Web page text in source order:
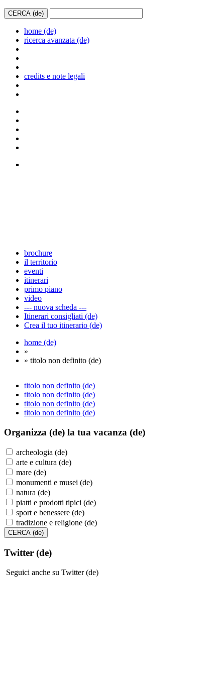
home (de)
ricerca avanzata (de)
credits e note legali
brochure
il territorio
eventi
itinerari
primo piano
video
--- nuova scheda ---
Itinerari consigliati (de)
Crea il tuo itinerario (de)
home (de)
»
» titolo non definito (de)
titolo non definito (de)
titolo non definito (de)
titolo non definito (de)
titolo non definito (de)
Organizza (de) la tua vacanza (de)
archeologia (de)
arte e cultura (de)
mare (de)
monumenti e musei (de)
natura (de)
piatti e prodotti tipici (de)
sport e benessere (de)
tradizione e religione (de)
Twitter (de)
Seguici anche su Twitter (de)